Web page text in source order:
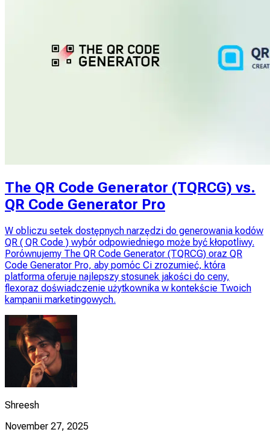
The QR Code Generator (TQRCG) vs.
QR Code Generator Pro
W obliczu setek dostępnych narzędzi do generowania kodów
QR ( QR Code ) wybór odpowiedniego może być kłopotliwy.
Porównujemy The QR Code Generator (TQRCG) oraz QR
Code Generator Pro, aby pomóc Ci zrozumieć, która
platforma oferuje najlepszy stosunek jakości do ceny,
flexoraz doświadczenie użytkownika w kontekście Twoich
kampanii marketingowych.
Shreesh
November 27, 2025